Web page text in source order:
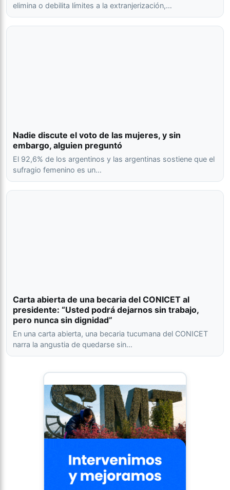
elimina o debilita límites a la extranjerización,…
Nadie discute el voto de las mujeres, y sin
embargo, alguien preguntó
El 92,6% de los argentinos y las argentinas sostiene que el
sufragio femenino es un…
Carta abierta de una becaria del CONICET al
presidente: “Usted podrá dejarnos sin trabajo,
pero nunca sin dignidad”
En una carta abierta, una becaria tucumana del CONICET
narra la angustia de quedarse sin…